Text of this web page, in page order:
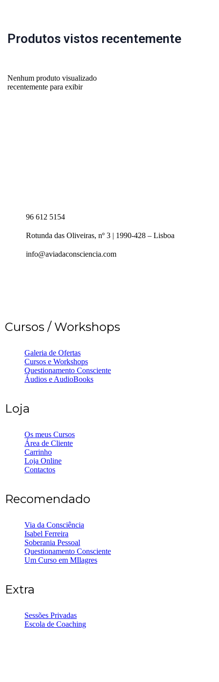
Produtos vistos recentemente
Nenhum produto visualizado
recentemente para exibir
96 612 5154
Rotunda das Oliveiras, nº 3 | 1990-428 – Lisboa
info@aviadaconsciencia.com
Cursos / Workshops
Galeria de Ofertas
Cursos e Workshops
Questionamento Consciente
Áudios e AudioBooks
Loja
Os meus Cursos
Área de Cliente
Carrinho
Loja Online
Contactos
Recomendado
Via da Consciência
Isabel Ferreira
Soberania Pessoal
Questionamento Consciente
Um Curso em MIlagres
Extra
Sessões Privadas
Escola de Coaching